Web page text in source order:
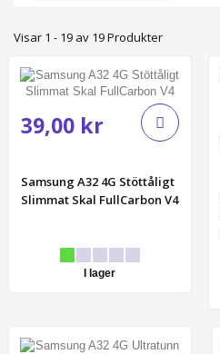
Visar 1 - 19 av 19 Produkter
39,00 kr
Samsung A32 4G Stöttåligt
Slimmat Skal FullCarbon V4
I lager